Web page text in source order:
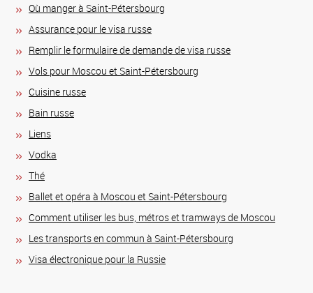
Où manger à Saint-Pétersbourg
Assurance pour le visa russe
Remplir le formulaire de demande de visa russe
Vols pour Moscou et Saint-Pétersbourg
Сuisine russe
Bain russe
Liens
Vodka
Thé
Ballet et opéra à Moscou et Saint-Pétersbourg
Comment utiliser les bus, métros et tramways de Moscou
Les transports en commun à Saint-Pétersbourg
Visa électronique pour la Russie